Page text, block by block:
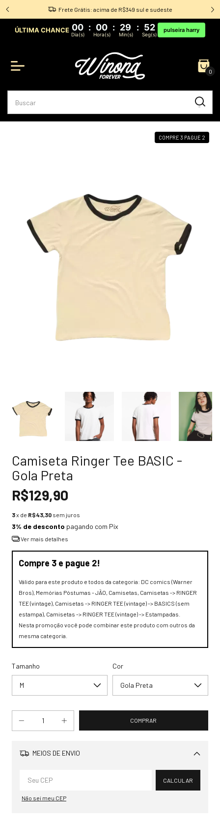
Frete Grátis: acima de R$349 sul e sudeste
ÚLTIMA CHANCE 00 : 00 : 29 : 51
Dia(s) Hora(s) Min(s) Seg(s)
pulseira harry
0
COMPRE 3 PAGUE 2
Camiseta Ringer Tee BASIC -
Gola Preta
R$129,90
3x de R$43,30 sem juros
3% de desconto pagando com Pix
Ver mais detalhes
Compre 3 e pague 2!
Válido para este produto e todos da categoria: DC comics (Warner
Bros), Memórias Póstumas - JÃO, Camisetas, Camisetas -> RINGER
TEE (vintage), Camisetas -> RINGER TEE (vintage) -> BASICS (sem
estampa), Camisetas -> RINGER TEE (vintage) -> Estampadas.
Nesta promoção você pode combinar este produto com outros da
mesma categoria.
Tamanho Cor
MEIOS DE ENVIO
Alterar CEP
CALCULAR
Não sei meu CEP